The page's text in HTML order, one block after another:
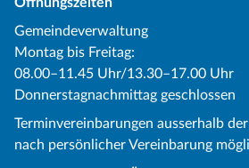
Gemeindeverwaltung
Montag bis Freitag:
08.00–11.45 Uhr/13.30–17.00 Uhr
Donnerstagnachmittag geschlossen
Terminvereinbarungen ausserhalb
nach persönlicher Vereinbarung